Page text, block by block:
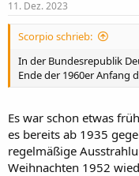
e
11. Dez. 2023
Scorpio schrieb:
In der Bundesrepublik
Ende der 1960er Anfang
Es war schon etwas
es bereits ab 1935
regelmäßige
Weihnachten 1952